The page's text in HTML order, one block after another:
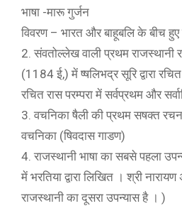
भाषा -मारू गुर्जन
विवरण – भारत और बाहूबलि के बीच हुए
2. संवतोल्लेख वाली प्रथम राजस्थानी
(1184 ई,) में ष्षलिभद्र सूरि द्वारा
रचित रास परम्परा में सर्वप्रथम और
3. वचनिका षैली की प्रथम सषक्त
वचनिका (षिवदास गाडण)
4. राजस्थानी भाषा का सबसे पहला
में भरतिया द्वारा लिखित । श्री
राजस्थानी का दूसरा उपन्यास है । )